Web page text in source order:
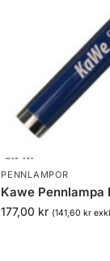
PENNLAMPOR
Kawe Pennlampa
177,00 kr (141,60 kr